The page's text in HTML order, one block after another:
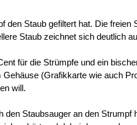
den Staub gefiltert hat. Die freien
Staub zeichnet sich deutlich
für die Strümpfe und ein
(Grafikkarte wie auch
will.
den Staubsauger an den Strumpf